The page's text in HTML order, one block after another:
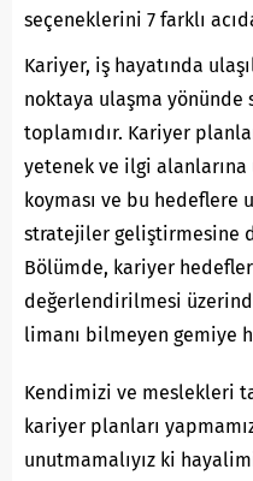
seçeneklerini 7 farklı
Kariyer, iş hayatında
noktaya ulaşma yönünde
toplamıdır. Kariyer
yetenek ve ilgi
koyması ve bu hedeflere
stratejiler geliştirmesine
Bölümde, kariyer
değerlendirilmesi
limanı bilmeyen gemiye
Kendimizi ve meslekleri
kariyer planları
unutmamalıyız ki